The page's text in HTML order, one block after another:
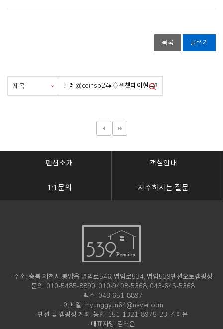
목록 글쓰기
펜션소개 객실안내
1:1문의 자주하시는 질문
· 주소: 충북 제천시 봉양읍 명암로546, 명암로534, 명암539펜션오토캠핑장
· 문의: 010-5485-8890, 010-9408-5368, 043-645-5368
· 팩스: 043-651-8897
· 이메일: myunggyun64@naver.com
· 펜션 및 캠핑장 계좌: 농협, 351-1321-8975-23, 김태은
· 대표자명: 김태은